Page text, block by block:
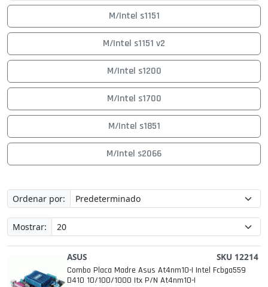
M/Intel s1151
M/Intel s1151 v2
M/Intel s1200
M/Intel s1700
M/Intel s1851
M/Intel s2066
Ordenar por:
Mostrar:
ASUS SKU 12214
Combo Placa Madre Asus At4nm10-I Intel Fcbga559
D410 10/100/1000 Itx P/n At4nm10-I